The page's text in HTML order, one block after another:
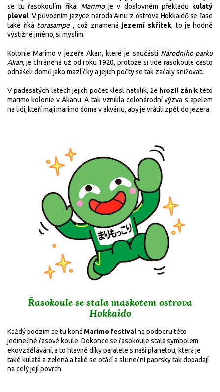
se tu řasokoulím říká. Marimoje v doslovném překladu
kulatý
plevel. V původním jazyce národa Ainu z ostrova Hokkaidōse řase
také říká torasampe , což znamená jezerní skřítek, to je hodně
výstižné jméno, si myslím.
Kolonie Marimo v jezeře Akan, které je součástí Národního parku
Akan, je chráněná už od roku 1920, protože si lidé řasokoule často
odnášeli domů jako mazlíčky a jejich počty se tak začaly snižovat.
V padesátých letech jejich počet klesl natolik, že hrozil zánik této
marimo kolonie v Akanu. A tak vznikla celonárodní výzva s apelem
na lidi, kteří mají marimo doma v akváriu, aby je vrátili zpět do jezera.
Řasokoule se stala maskotem ostrova
Hokkaido
Každý podzim se tu koná Marimo festivalna podporu této
jedinečné řasové koule. Dokonce se řasokoule stala symbolem
ekovzdělávání, a to hlavně díky paralele s naší planetou, která je
také kulatá a zelená a také se otáčí a sluneční paprsky tak dopadají
na celý její povrch.